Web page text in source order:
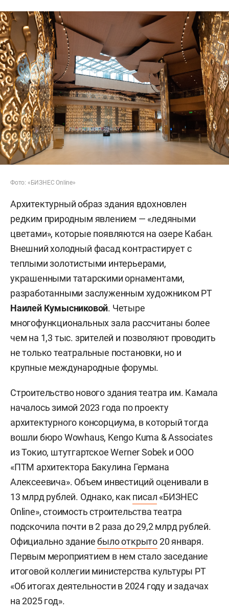
Фото: «БИЗНЕС Online»
Архитектурный образ здания вдохновлен
редким природным явлением — «ледяными
цветами», которые появляются на озере Кабан.
Внешний холодный фасад контрастирует с
теплыми золотистыми интерьерами,
украшенными татарскими орнаментами,
разработанными заслуженным художником РТ
Наилей Кумысниковой. Четыре
многофункциональных зала рассчитаны более
чем на 1,3 тыс. зрителей и позволяют проводить
не только театральные постановки, но и
крупные международные форумы.
Строительство нового здания театра им. Камала
началось зимой 2023 года по проекту
архитектурного консорциума, в который тогда
вошли бюро Wowhaus, Kengo Kuma & Associates
из Токио, штутгартское Werner Sobek и ООО
«ПТМ архитектора Бакулина Германа
Алексеевича». Объем инвестиций оценивали в
13 млрд рублей. Однако, какписал «БИЗНЕС
Online», стоимость строительства театра
подскочила почти в 2 раза до 29,2 млрд рублей.
Официально зданиебыло открыто20 января.
Первым мероприятием в нем стало заседание
итоговой коллегии министерства культуры РТ
«Об итогах деятельности в 2024 году и задачах
на 2025 год».